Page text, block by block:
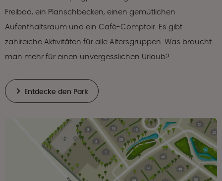
Freibad, ein Planschbecken, einen gemütlichen
Aufenthaltsraum und ein Café-Comptoir. Es gibt
zahlreiche Aktivitäten für alle Altersgruppen. Was braucht
man mehr für einen unvergesslichen Urlaub?
Entdecke den Park